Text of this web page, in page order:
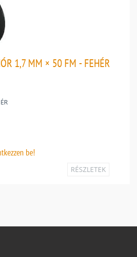
1,7 MM × 50 FM - FEHÉR
be!
RÉSZLETEK